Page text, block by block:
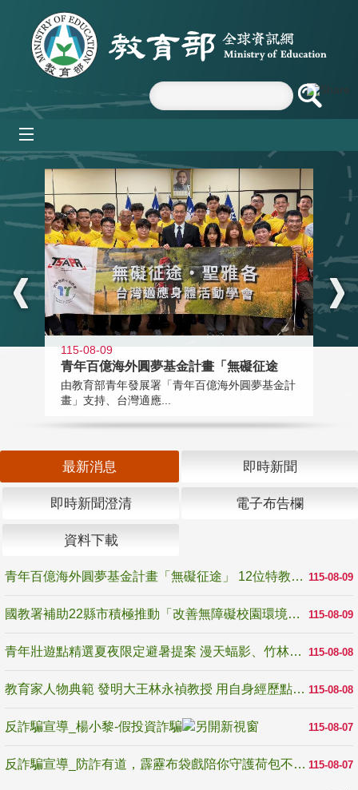
跳到主要內容區塊
:::
115-08-09
青年百億海外圓夢基金計畫「無礙征途
由教育部青年發展署「青年百億海外圓夢基金計
畫」支持、台灣適應...
最新消息 即時新聞
即時新聞澄清 電子布告欄
資料下載
115-08-09
青年百億海外圓夢基金計畫「無礙征途」 12位特教與弱勢青年勇闖西班牙 跨越感官限制見證生命蛻變
115-08-09
國教署補助22縣市積極推動「改善無障礙校園環境計畫」 打造友善、安全、無礙學習空間
115-08-08
青年壯遊點精選夏夜限定避暑提案 漫天蝠影、竹林尋蛙、茶香夜觀 邀青年暮色出發
115-08-08
教育家人物典範 發明大王林永禎教授 用自身經歷點亮學生的路
115-08-07
反詐騙宣導_楊小黎-假投資詐騙
115-08-07
反詐騙宣導_防詐有道，霹靂布袋戲陪你守護荷包不受騙